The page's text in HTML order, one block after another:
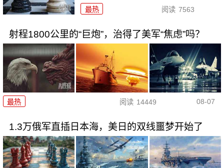
最热 阅读 7563
射程1800公里的“巨炮”，治得了美军“焦虑”吗？
最热 阅读 14449 08-07
1.3万俄军直插日本海，美日的双线噩梦开始了